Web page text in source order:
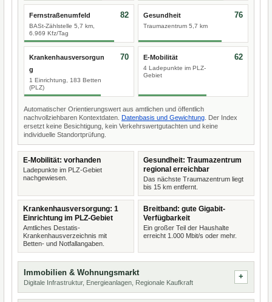
Fernstraßenumfeld
BASt-Zählstelle 5,7 km,
6.969 Kfz/Tag
82 Gesundheit
Traumazentrum 5,7 km
76
Krankenhausversorgun
g
1 Einrichtung, 183 Betten
(PLZ)
70 E-Mobilität
4 Ladepunkte im PLZ-
Gebiet
62
Automatischer Orientierungswert aus amtlichen und öffentlich
nachvollziehbaren Kontextdaten. Datenbasis und Gewichtung . Der Index
ersetzt keine Besichtigung, kein Verkehrswertgutachten und keine
individuelle Standortprüfung.
E-Mobilität: vorhanden
Ladepunkte im PLZ-Gebiet
nachgewiesen.
Gesundheit: Traumazentrum
regional erreichbar
Das nächste Traumazentrum liegt
bis 15 km entfernt.
Krankenhausversorgung: 1
Einrichtung im PLZ-Gebiet
Amtliches Destatis-
Krankenhausverzeichnis mit
Betten- und Notfallangaben.
Breitband: gute Gigabit-
Verfügbarkeit
Ein großer Teil der Haushalte
erreicht 1.000 Mbit/s oder mehr.
Immobilien & Wohnungsmarkt
Digitale Infrastruktur, Energieanlagen, Regionale Kaufkraft